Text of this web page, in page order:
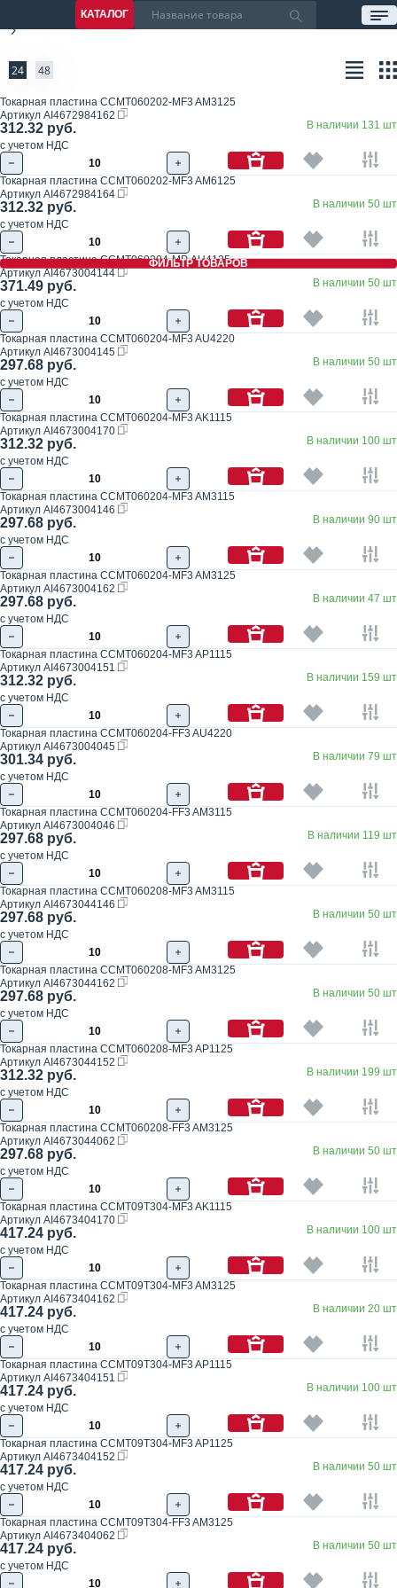
КАТАЛОГ
ФИЛЬТР ТОВАРОВ
24 48
Токарная пластина CCMT060202-MF3 AM3125
Артикул AI4672984162
312.32 руб.
с учетом НДС
В наличии 131 шт
Токарная пластина CCMT060202-MF3 AM6125
Артикул AI4672984164
312.32 руб.
с учетом НДС
В наличии 50 шт
Токарная пластина CCMT060204-MP AU4125
Артикул AI4673004144
371.49 руб.
с учетом НДС
В наличии 50 шт
Токарная пластина CCMT060204-MF3 AU4220
Артикул AI4673004145
297.68 руб.
с учетом НДС
В наличии 50 шт
Токарная пластина CCMT060204-MF3 AK1115
Артикул AI4673004170
312.32 руб.
с учетом НДС
В наличии 100 шт
Токарная пластина CCMT060204-MF3 AM3115
Артикул AI4673004146
297.68 руб.
с учетом НДС
В наличии 90 шт
Токарная пластина CCMT060204-MF3 AM3125
Артикул AI4673004162
297.68 руб.
с учетом НДС
В наличии 47 шт
Токарная пластина CCMT060204-MF3 AP1115
Артикул AI4673004151
312.32 руб.
с учетом НДС
В наличии 159 шт
Токарная пластина CCMT060204-FF3 AU4220
Артикул AI4673004045
301.34 руб.
с учетом НДС
В наличии 79 шт
Токарная пластина CCMT060204-FF3 AM3115
Артикул AI4673004046
297.68 руб.
с учетом НДС
В наличии 119 шт
Токарная пластина CCMT060208-MF3 AM3115
Артикул AI4673044146
297.68 руб.
с учетом НДС
В наличии 50 шт
Токарная пластина CCMT060208-MF3 AM3125
Артикул AI4673044162
297.68 руб.
с учетом НДС
В наличии 50 шт
Токарная пластина CCMT060208-MF3 AP1125
Артикул AI4673044152
312.32 руб.
с учетом НДС
В наличии 199 шт
Токарная пластина CCMT060208-FF3 AM3125
Артикул AI4673044062
297.68 руб.
с учетом НДС
В наличии 50 шт
Токарная пластина CCMT09T304-MF3 AK1115
Артикул AI4673404170
417.24 руб.
с учетом НДС
В наличии 100 шт
Токарная пластина CCMT09T304-MF3 AM3125
Артикул AI4673404162
417.24 руб.
с учетом НДС
В наличии 20 шт
Токарная пластина CCMT09T304-MF3 AP1115
Артикул AI4673404151
417.24 руб.
с учетом НДС
В наличии 100 шт
Токарная пластина CCMT09T304-MF3 AP1125
Артикул AI4673404152
417.24 руб.
с учетом НДС
В наличии 50 шт
Токарная пластина CCMT09T304-FF3 AM3125
Артикул AI4673404062
417.24 руб.
с учетом НДС
В наличии 50 шт